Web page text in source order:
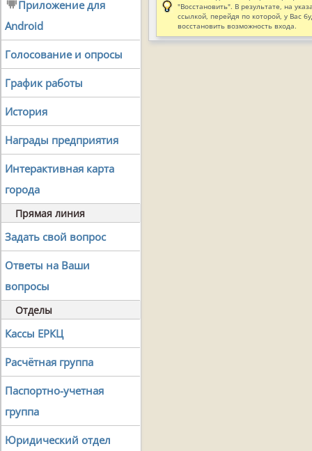
Приложение для
Android
Голосование и опросы
График работы
История
Награды предприятия
Интерактивная карта
города
Прямая линия
Задать свой вопрос
Ответы на Ваши
вопросы
Отделы
Кассы ЕРКЦ
Расчётная группа
Паспортно-учетная
группа
Юридический отдел
"Восстановить". В результате, на
ссылкой, перейдя по которой, у Вас
восстановить возможность входа.